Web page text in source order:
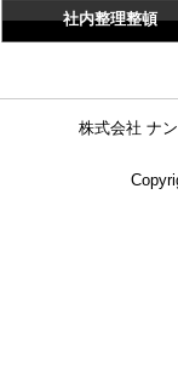
社内整理整頓
株式会社 ナ